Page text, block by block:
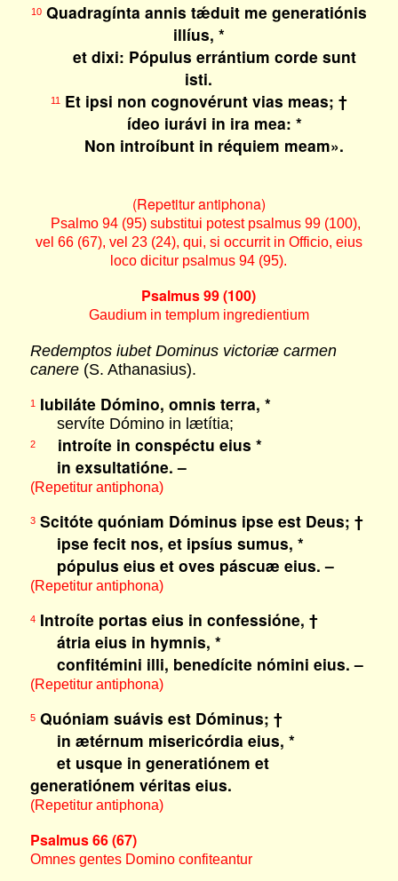
10Quadragínta annis tǽduit me generatiónis
illíus, *
et dixi: Pópulus errántium corde sunt
isti.
11Et ipsi non cognovérunt vias meas; †
ídeo iurávi in ira mea: *
Non introíbunt in réquiem meam».
(Repetitur antiphona)
Psalmo 94 (95) substitui potest psalmus 99 (100),
vel 66 (67), vel 23 (24), qui, si occurrit in Officio, eius
loco dicitur psalmus 94 (95).
Psalmus 99 (100)
Gaudium in templum ingredientium
Redemptos iubet Dominus victoriæ carmen
canere (S. Athanasius).
1Iubiláte Dómino, omnis terra, *
servíte Dómino in lætítia;
2introíte in conspéctu eius *
in exsultatióne. –
(Repetitur antiphona)
3Scitóte quóniam Dóminus ipse est Deus; †
ipse fecit nos, et ipsíus sumus, *
pópulus eius et oves páscuæ eius. –
(Repetitur antiphona)
4Introíte portas eius in confessióne, †
átria eius in hymnis, *
confitémini illi, benedícite nómini eius. –
(Repetitur antiphona)
5Quóniam suávis est Dóminus; †
in ætérnum misericórdia eius, *
et usque in generatiónem et
generatiónem véritas eius.
(Repetitur antiphona)
Psalmus 66 (67)
Omnes gentes Domino confiteantur